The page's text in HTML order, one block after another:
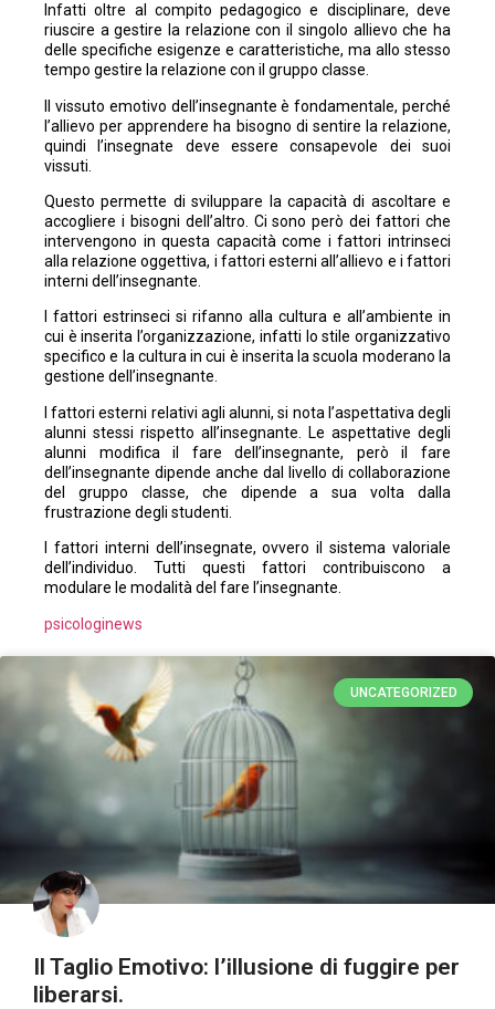
Infatti oltre al compito pedagogico e disciplinare, deve
riuscire a gestire la relazione con il singolo allievo che ha
delle specifiche esigenze e caratteristiche, ma allo stesso
tempo gestire la relazione con il gruppo classe.
Il vissuto emotivo dell’insegnante è fondamentale, perché
l’allievo per apprendere ha bisogno di sentire la relazione,
quindi l’insegnate deve essere consapevole dei suoi
vissuti.
Questo permette di sviluppare la capacità di ascoltare e
accogliere i bisogni dell’altro. Ci sono però dei fattori che
intervengono in questa capacità come i fattori intrinseci
alla relazione oggettiva, i fattori esterni all’allievo e i fattori
interni dell’insegnante.
I fattori estrinseci si rifanno alla cultura e all’ambiente in
cui è inserita l’organizzazione, infatti lo stile organizzativo
specifico e la cultura in cui è inserita la scuola moderano la
gestione dell’insegnante.
I fattori esterni relativi agli alunni, si nota l’aspettativa degli
alunni stessi rispetto all’insegnante. Le aspettative degli
alunni modifica il fare dell’insegnante, però il fare
dell’insegnante dipende anche dal livello di collaborazione
del gruppo classe, che dipende a sua volta dalla
frustrazione degli studenti.
I fattori interni dell’insegnate, ovvero il sistema valoriale
dell’individuo. Tutti questi fattori contribuiscono a
modulare le modalità del fare l’insegnante.
psicologinews
UNCATEGORIZED
Il Taglio Emotivo: l’illusione di fuggire per
liberarsi.